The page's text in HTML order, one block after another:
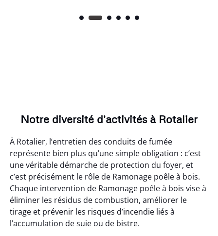
Notre diversité d'activités à Rotalier
À Rotalier, l’entretien des conduits de fumée
représente bien plus qu’une simple obligation : c’est
une véritable démarche de protection du foyer, et
c’est précisément le rôle de Ramonage poêle à bois.
Chaque intervention de Ramonage poêle à bois vise à
éliminer les résidus de combustion, améliorer le
tirage et prévenir les risques d’incendie liés à
l’accumulation de suie ou de bistre.